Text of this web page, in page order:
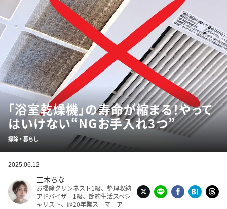
「浴室乾燥機」の寿命が縮まる！やって
はいけない“NGお手入れ3つ”
掃除・暮らし
2025.06.12
三木ちな
お掃除クリンネスト1級、整理収納
アドバイザー1級、節約生活スペシ
ャリスト、歴20年業スーマニア